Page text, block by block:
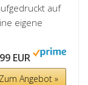
auf
eigene
EUR
Angebot »